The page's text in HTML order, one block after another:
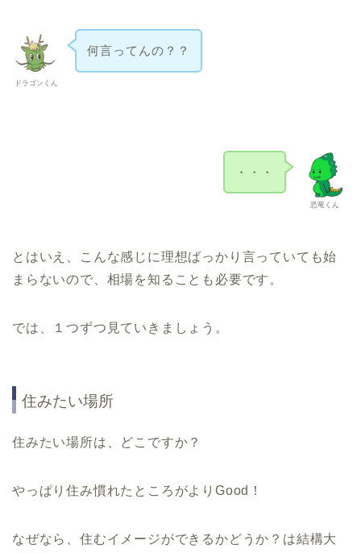
ドラゴンくん
何言ってんの？？
恐竜くん
・・・
とはいえ、こんな感じに理想ばっかり言っていても始
まらないので、相場を知ることも必要です。
では、１つずつ見ていきましょう。
住みたい場所
住みたい場所は、どこですか？
やっぱり住み慣れたところがよりGood！
なぜなら、住むイメージができるかどうか？は結構大